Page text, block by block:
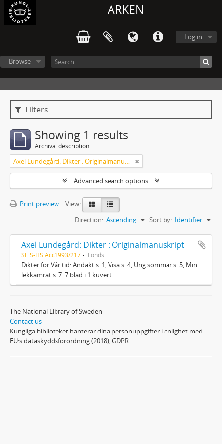
ARKEN
Log in
Browse
Filters
Showing 1 results
Archival description
Axel Lundegård: Dikter : Originalmanuskript
Advanced search options
Print preview
View:
Sort by: Identifier
Direction: Ascending
Axel Lundegård: Dikter : Originalmanuskript
SE S-HS Acc1993/217 Fonds
Dikter för Vår tid: Andakt s. 1, Visa s. 4, Ung sommar s. 5, Min
lekkamrat s. 7. 7 blad i 1 kuvert
The National Library of Sweden
Contact us
Kungliga biblioteket hanterar dina personuppgifter i enlighet med
EU:s dataskyddsförordning (2018), GDPR.